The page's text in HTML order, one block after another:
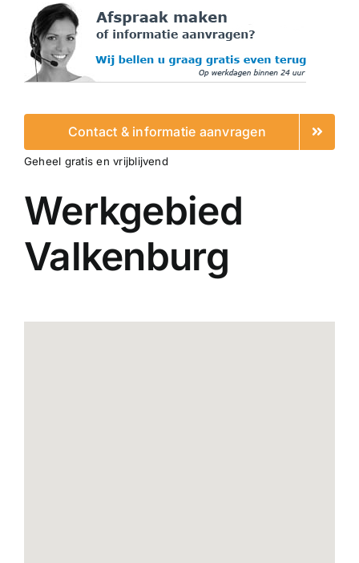
Contact & informatie aanvragen
Geheel gratis en vrijblijvend
Werkgebied
Valkenburg